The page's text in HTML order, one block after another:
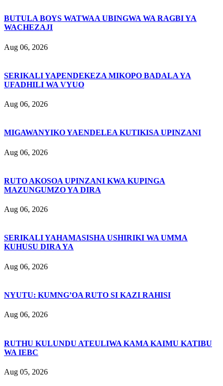
BUTULA BOYS WATWAA UBINGWA WA RAGBI YA
WACHEZAJI
Aug 06, 2026
SERIKALI YAPENDEKEZA MIKOPO BADALA YA
UFADHILI WA VYUO
Aug 06, 2026
MIGAWANYIKO YAENDELEA KUTIKISA UPINZANI
Aug 06, 2026
RUTO AKOSOA UPINZANI KWA KUPINGA
MAZUNGUMZO YA DIRA
Aug 06, 2026
SERIKALI YAHAMASISHA USHIRIKI WA UMMA
KUHUSU DIRA YA
Aug 06, 2026
NYUTU: KUMNG’OA RUTO SI KAZI RAHISI
Aug 06, 2026
RUTHU KULUNDU ATEULIWA KAMA KAIMU KATIBU
WA IEBC
Aug 05, 2026